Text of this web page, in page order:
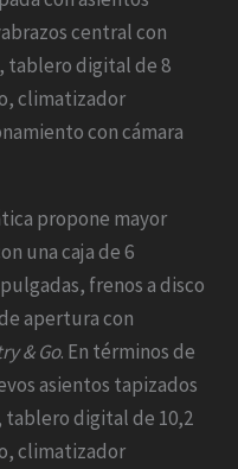
central con
tablero digital de 8
climatizador
con cámara
propone mayor
una caja de 6
frenos a disco
apertura con
& Go. En términos de
asientos tapizados
tablero digital de 10,2
climatizador